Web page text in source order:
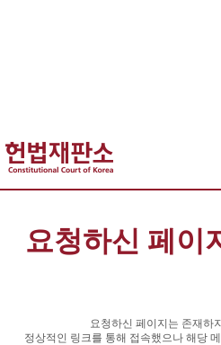
요청하신 페이
요청하신 페이지는 존재하
정상적인 링크를 통해 접속했으나 해당